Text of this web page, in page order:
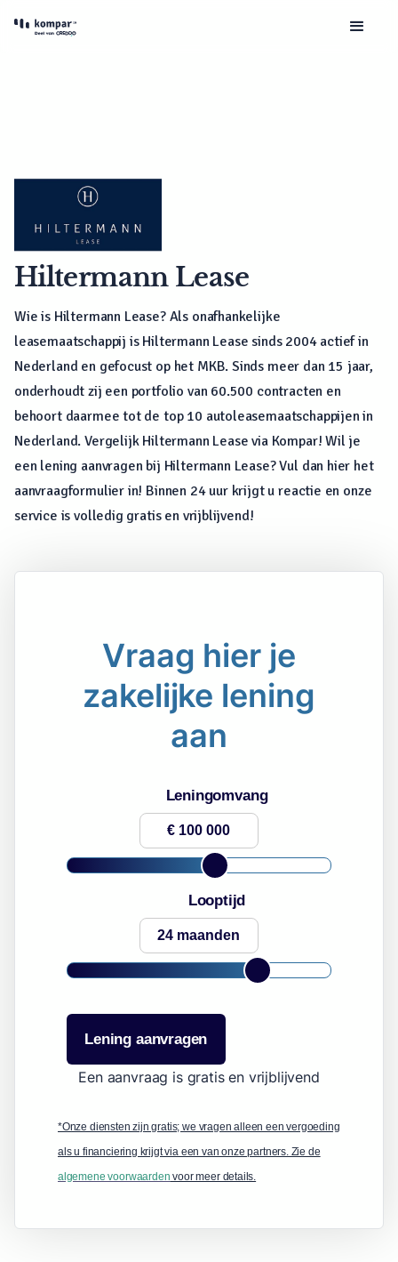
Hiltermann Lease
Wie is Hiltermann Lease? Als onafhankelijke
leasemaatschappij is Hiltermann Lease sinds 2004 actief in
Nederland en gefocust op het MKB. Sinds meer dan 15 jaar,
onderhoudt zij een portfolio van 60.500 contracten en
behoort daarmee tot de top 10 autoleasemaatschappijen in
Nederland. Vergelijk Hiltermann Lease via Kompar! Wil je
een lening aanvragen bij Hiltermann Lease? Vul dan hier het
aanvraagformulier in! Binnen 24 uur krijgt u reactie en onze
service is volledig gratis en vrijblijvend!
Vraag hier je
zakelijke lening
aan
Leningomvang
Looptijd
Lening aanvragen
Een aanvraag is gratis en vrijblijvend
*Onze diensten zijn gratis; we vragen alleen een vergoeding
als u financiering krijgt via een van onze partners. Zie de
algemene voorwaarden voor meer details.